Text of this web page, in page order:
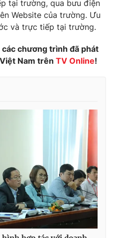
tại trường, qua bưu điện
Website của trường. Ưu
và trực tiếp tại trường.
chương trình đã phát
Nam trên TV Online!